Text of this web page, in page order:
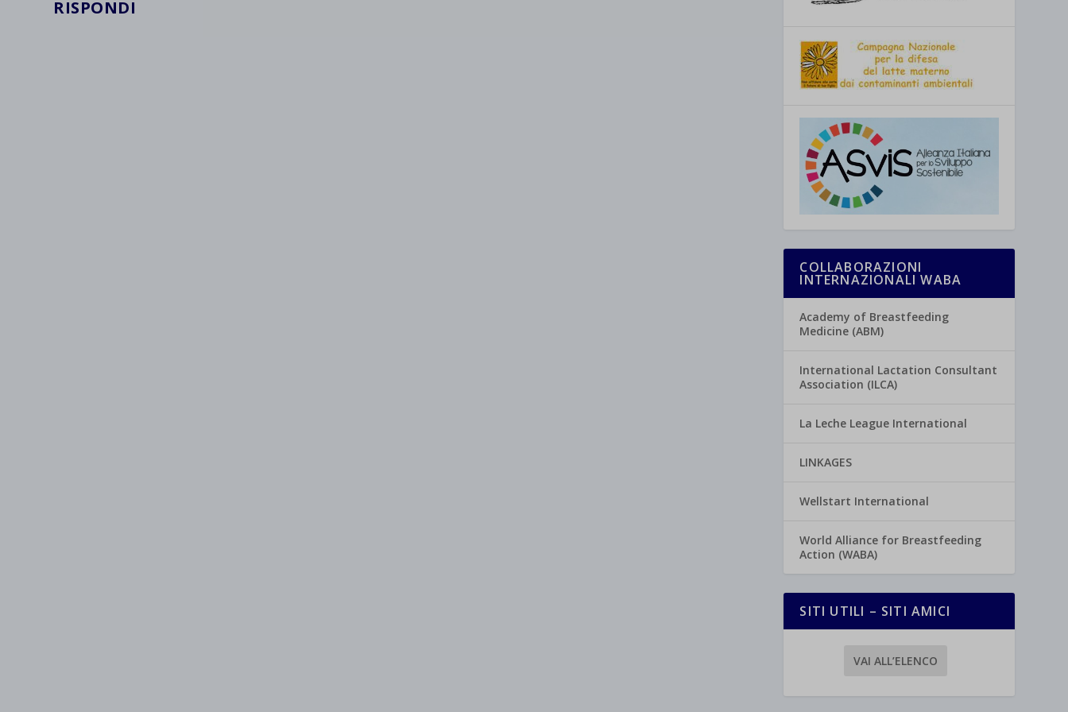
RISPONDI
COLLABORAZIONI
INTERNAZIONALI WABA
Academy of Breastfeeding
Medicine (ABM)
International Lactation Consultant
Association (ILCA)
La Leche League International
LINKAGES
Wellstart International
World Alliance for Breastfeeding
Action (WABA)
SITI UTILI – SITI AMICI
VAI ALL’ELENCO